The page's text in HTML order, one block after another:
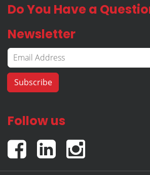
Do You Have a
Newsletter
Follow us